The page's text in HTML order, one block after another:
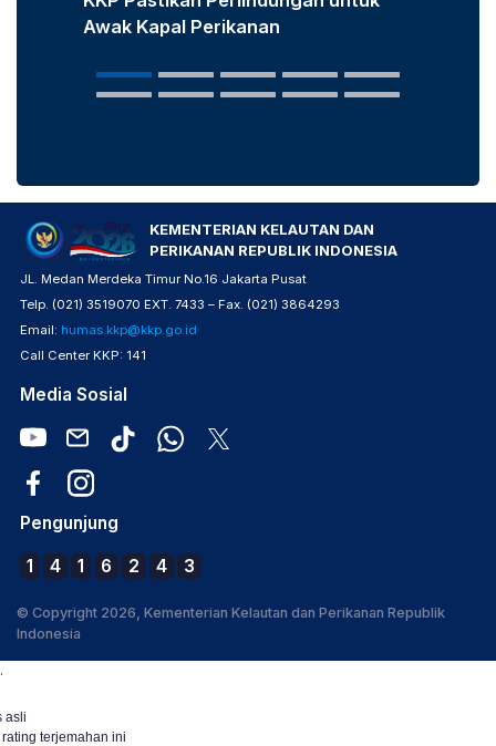
Awak Kapal Perikanan
KEMENTERIAN KELAUTAN DAN
PERIKANAN REPUBLIK INDONESIA
JL. Medan Merdeka Timur No.16 Jakarta Pusat
Telp. (021) 3519070 EXT. 7433 – Fax. (021) 3864293
Email: humas.kkp@kkp.go.id
Call Center KKP: 141
Media Sosial
Pengunjung
1 4 1 6 2 4 3
© Copyright 2026, Kementerian Kelautan dan Perikanan Republik
Indonesia
.
asli
terjemahan ini